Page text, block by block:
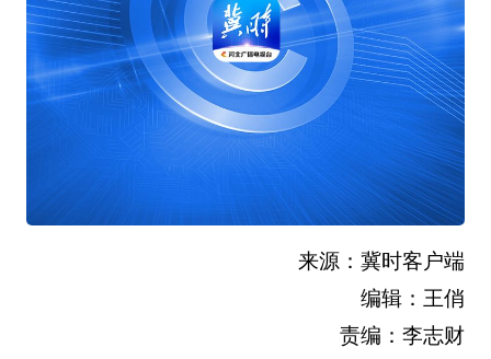
来源：冀时客户端
编辑：王俏
责编：李志财